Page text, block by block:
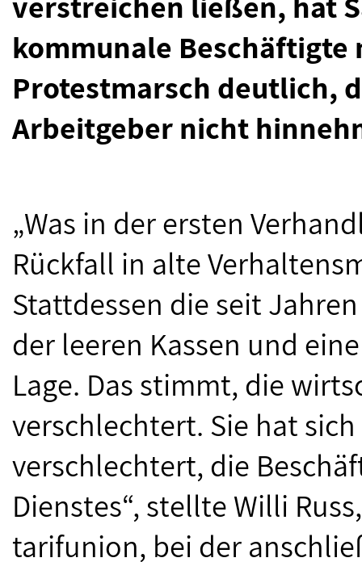
kommunale Beschäftigte
Protestmarsch deutlich,
Arbeitgeber nicht
„Was in der ersten
Rückfall in alte
Stattdessen die seit
der leeren Kassen und
Lage. Das stimmt, die
verschlechtert. Sie hat
verschlechtert, die
Dienstes“, stellte Willi
tarifunion, bei der